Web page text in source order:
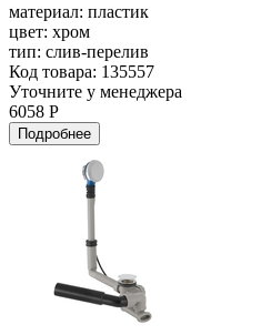
материал: пластик
цвет: хром
тип: слив-перелив
Код товара: 135557
Уточните у менеджера
6058 Р
Подробнее